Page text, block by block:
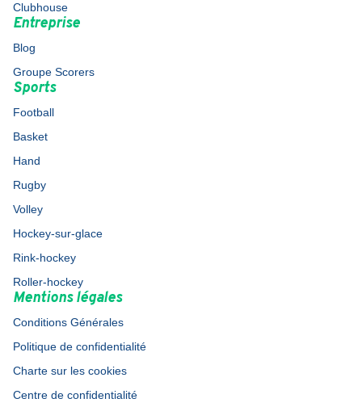
Clubhouse
Entreprise
Blog
Groupe Scorers
Sports
Football
Basket
Hand
Rugby
Volley
Hockey-sur-glace
Rink-hockey
Roller-hockey
Mentions légales
Conditions Générales
Politique de confidentialité
Charte sur les cookies
Centre de confidentialité